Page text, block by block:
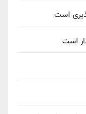
است
است